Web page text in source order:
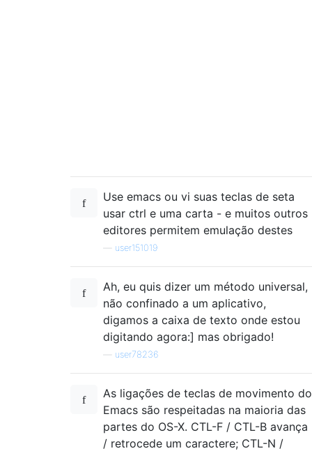
Use emacs ou vi suas teclas de seta
usar ctrl e uma carta - e muitos outros
editores permitem emulação destes
user151019
Ah, eu quis dizer um método universal,
não confinado a um aplicativo,
digamos a caixa de texto onde estou
digitando agora:] mas obrigado!
user78236
As ligações de teclas de movimento do
Emacs são respeitadas na maioria das
partes do OS-X. CTL-F / CTL-B avança
/ retrocede um caractere; CTL-N /